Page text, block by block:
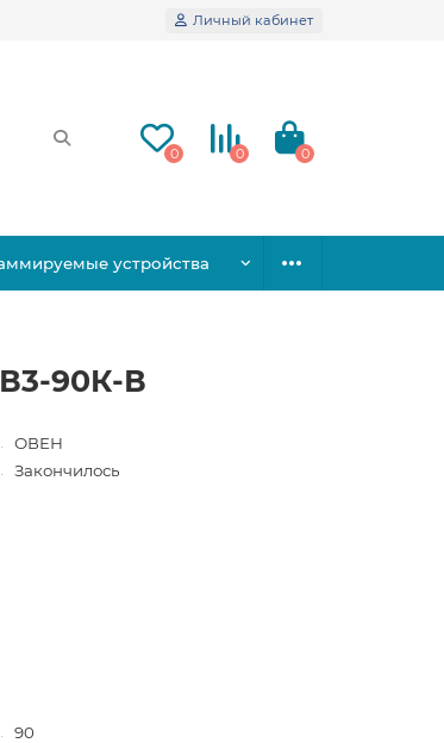
Личный кабинет
0 0 0
устройства
90К-В
ОВЕН
Закончилось
90